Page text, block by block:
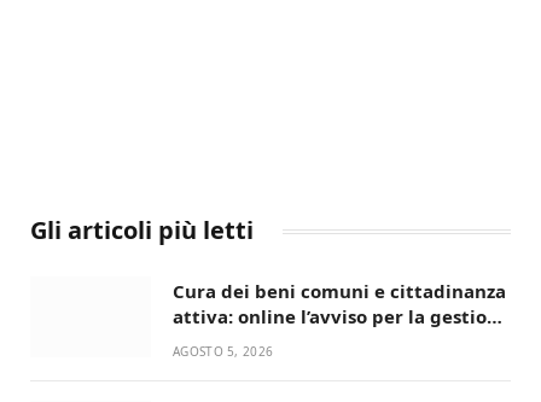
Gli articoli più letti
Cura dei beni comuni e cittadinanza
attiva: online l’avviso per la gestione
condivisa della Villetta di Laureto
AGOSTO 5, 2026